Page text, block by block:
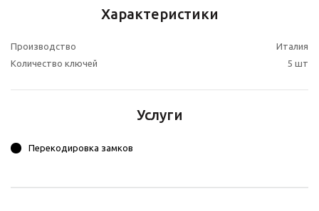
Характеристики
Производство
Италия
Количество ключей
5 шт
Услуги
Перекодировка замков